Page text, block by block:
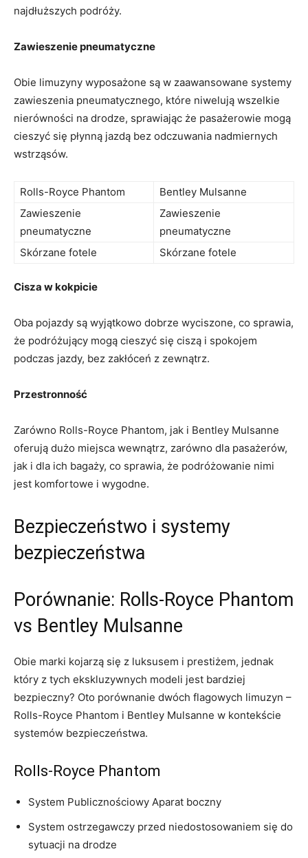
najdłuższych podróży.
Zawieszenie pneumatyczne
Obie ​limuzyny wyposażone są‌ w zaawansowane ‍systemy
zawieszenia ‌pneumatycznego, które niwelują wszelkie
nierówności na drodze, sprawiając że pasażerowie ‍mogą
cieszyć się płynną jazdą bez odczuwania nadmiernych
wstrząsów.
Rolls-Royce Phantom
Bentley Mulsanne
Zawieszenie
pneumatyczne
Zawieszenie
pneumatyczne
Skórzane fotele
Skórzane fotele
Cisza w kokpicie
Oba pojazdy są wyjątkowo dobrze wyciszone, co sprawia,
że podróżujący mogą⁤ cieszyć się⁣ ciszą i spokojem
podczas​ jazdy, bez zakłóceń z zewnątrz.
Przestronność
Zarówno Rolls-Royce Phantom, jak i Bentley Mulsanne
oferują​ dużo miejsca wewnątrz, zarówno dla pasażerów,
jak ⁢i dla ich bagaży, co sprawia, że podróżowanie​ nimi
jest komfortowe i wygodne.
Bezpieczeństwo i systemy
bezpieczeństwa
Porównanie: ‌Rolls-Royce Phantom
vs Bentley Mulsanne
Obie ⁢marki kojarzą się z luksusem ⁣i prestiżem, jednak
który z tych ‌ekskluzywnych ‍modeli jest bardziej
bezpieczny?‌ Oto porównanie dwóch flagowych limuzyn –
Rolls-Royce Phantom i Bentley Mulsanne w kontekście
systemów bezpieczeństwa.
Rolls-Royce Phantom
System Publicznościowy Aparat boczny
System ostrzegawczy przed niedostosowaniem się do
sytuacji na drodze